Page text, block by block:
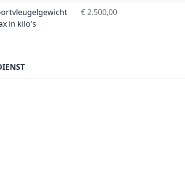
in kilo's
€ 2.500,00